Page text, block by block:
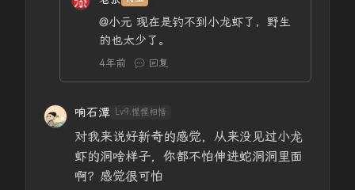
@小元 现在是钓不到小龙虾了，野生
的也太少了。
4年前 回复
响石潭 Lv9.惺惺相惜
对我来说好新奇的感觉，从来没见过小龙
虾的洞啥样子，你都不怕伸进蛇洞洞里面
啊？感觉很可怕